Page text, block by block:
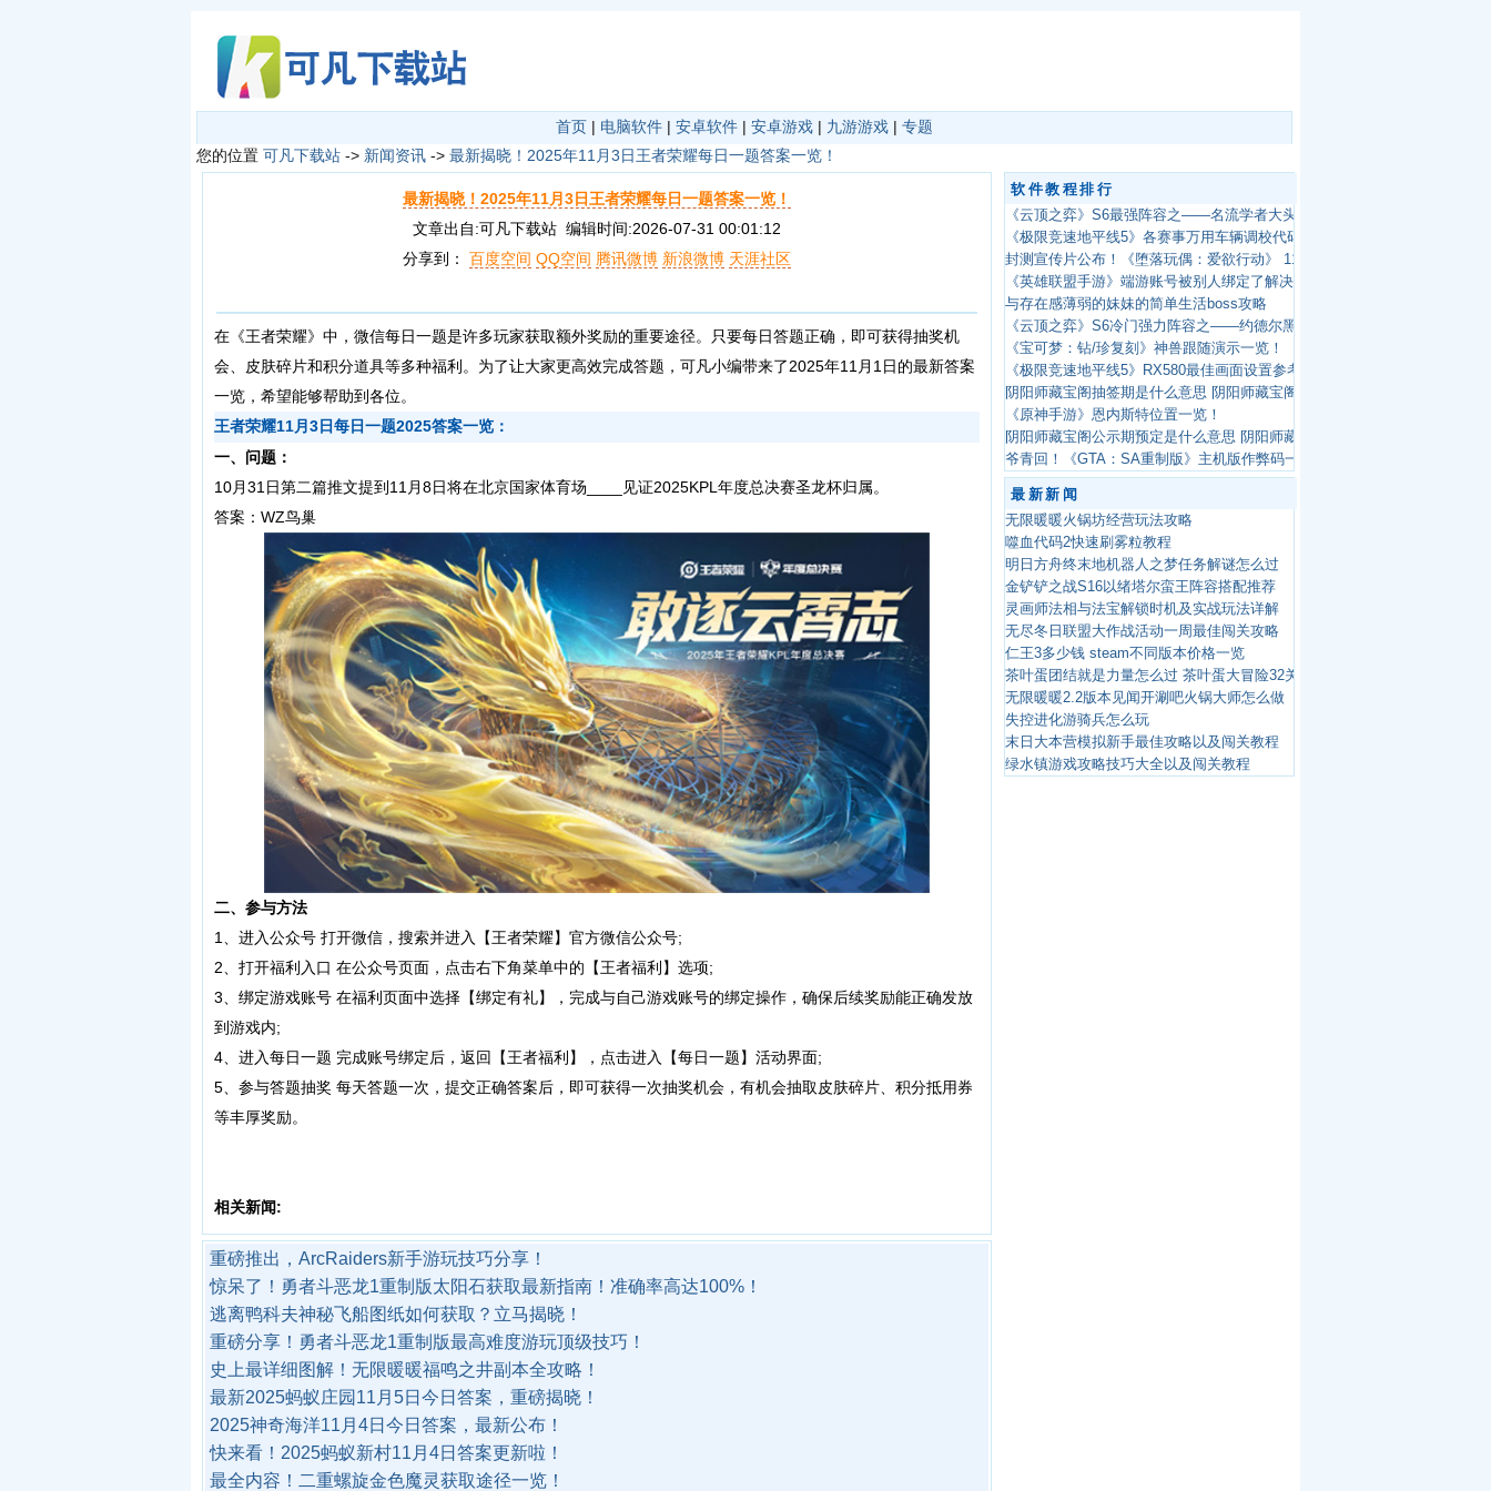
首页 | 电脑软件 | 安卓软件 | 安卓游戏 | 九游游戏 | 专题
您的位置 可凡下载站 -> 新闻资讯 -> 最新揭晓！2025年11月3日王者荣耀每日一题答案一览！
最新揭晓！2025年11月3日王者荣耀每日一题答案一览！
文章出自:可凡下载站 编辑时间:2026-07-31 00:01:12
分享到：
百度空间 QQ空间 腾讯微博 新浪微博 天涯社区
在《王者荣耀》中，微信每日一题是许多玩家获取额外奖励的重要途径。只要每日答题正确，即可获得抽奖机
会、皮肤碎片和积分道具等多种福利。为了让大家更高效完成答题，可凡小编带来了2025年11月1日的最新答案
一览，希望能够帮助到各位。
王者荣耀11月3日每日一题2025答案一览：
一、问题：
10月31日第二篇推文提到11月8日将在北京国家体育场____见证2025KPL年度总决赛圣龙杯归属。
答案：WZ鸟巢
二、参与方法
1、进入公众号 打开微信，搜索并进入【王者荣耀】官方微信公众号;
2、打开福利入口 在公众号页面，点击右下角菜单中的【王者福利】选项;
3、绑定游戏账号 在福利页面中选择【绑定有礼】，完成与自己游戏账号的绑定操作，确保后续奖励能正确发放
到游戏内;
4、进入每日一题 完成账号绑定后，返回【王者福利】，点击进入【每日一题】活动界面;
5、参与答题抽奖 每天答题一次，提交正确答案后，即可获得一次抽奖机会，有机会抽取皮肤碎片、积分抵用券
等丰厚奖励。
相关新闻:
重磅推出，ArcRaiders新手游玩技巧分享！
惊呆了！勇者斗恶龙1重制版太阳石获取最新指南！准确率高达100%！
逃离鸭科夫神秘飞船图纸如何获取？立马揭晓！
重磅分享！勇者斗恶龙1重制版最高难度游玩顶级技巧！
史上最详细图解！无限暖暖福鸣之井副本全攻略！
最新2025蚂蚁庄园11月5日今日答案，重磅揭晓！
2025神奇海洋11月4日今日答案，最新公布！
快来看！2025蚂蚁新村11月4日答案更新啦！
最全内容！二重螺旋金色魔灵获取途径一览！
软件教程排行
《云顶之弈》S6最强阵容之——名流学者大头！聚光灯环绕的机关枪
《极限竞速地平线5》各赛事万用车辆调校代码一览！
封测宣传片公布！《堕落玩偶：爱欲行动》 11.16上线Steam
《英雄联盟手游》端游账号被别人绑定了解决方法
与存在感薄弱的妹妹的简单生活boss攻略
《云顶之弈》S6冷门强力阵容之——约德尔黑白魔法师！全新冷门阵容讲解
《宝可梦：钻/珍复刻》神兽跟随演示一览！
《极限竞速地平线5》RX580最佳画面设置参考一览！
阴阳师藏宝阁抽签期是什么意思 阴阳师藏宝阁摇号规则介绍
《原神手游》恩内斯特位置一览！
阴阳师藏宝阁公示期预定是什么意思 阴阳师藏宝阁公示期介绍
爷青回！《GTA：SA重制版》主机版作弊码一览！
最新新闻
无限暖暖火锅坊经营玩法攻略
噬血代码2快速刷雾粒教程
明日方舟终末地机器人之梦任务解谜怎么过
金铲铲之战S16以绪塔尔蛮王阵容搭配推荐
灵画师法相与法宝解锁时机及实战玩法详解
无尽冬日联盟大作战活动一周最佳闯关攻略
仁王3多少钱 steam不同版本价格一览
茶叶蛋团结就是力量怎么过 茶叶蛋大冒险32关团结就是力量攻略
无限暖暖2.2版本见闻开涮吧火锅大师怎么做
失控进化游骑兵怎么玩
末日大本营模拟新手最佳攻略以及闯关教程
绿水镇游戏攻略技巧大全以及闯关教程